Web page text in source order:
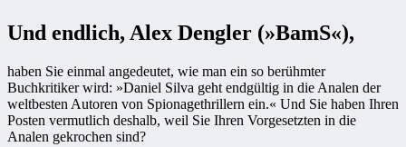
Und endlich, Alex Dengler (»BamS«),
haben Sie einmal angedeutet, wie man ein so berühmter
Buchkritiker wird: »Daniel Silva geht endgültig in die Analen der
weltbesten Autoren von Spionagethrillern ein.« Und Sie haben Ihren
Posten vermutlich deshalb, weil Sie Ihren Vorgesetzten in die
Analen gekrochen sind?